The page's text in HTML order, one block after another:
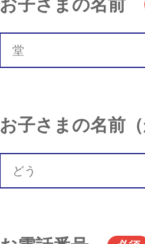
お子さまの名前
お子さまの名前（